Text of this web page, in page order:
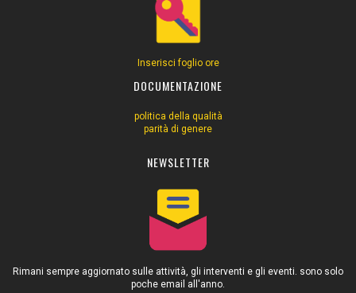
Inserisci foglio ore
DOCUMENTAZIONE
politica della qualità
parità di genere
NEWSLETTER
Rimani sempre aggiornato sulle attività, gli interventi e gli eventi. sono solo
poche email all'anno.